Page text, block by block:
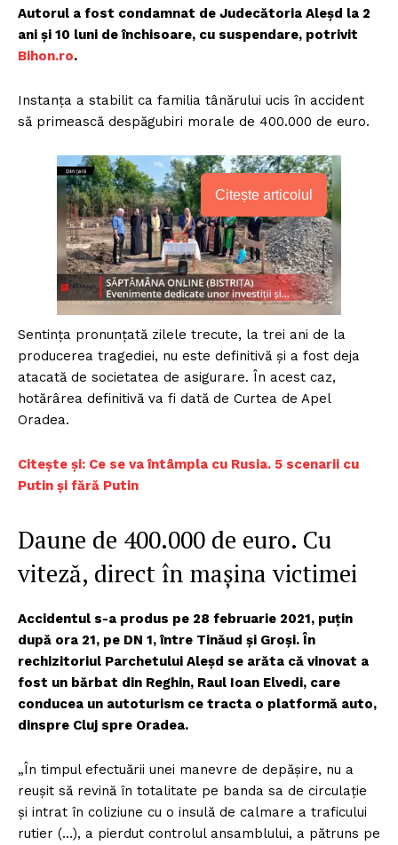
Autorul a fost condamnat de Judecătoria Aleșd la 2
ani și 10 luni de închisoare, cu suspendare, potrivit
Bihon.ro.
Instanța a stabilit ca familia tânărului ucis în accident
să primească despăgubiri morale de 400.000 de euro.
Citește articolul
Sentința pronunțată zilele trecute, la trei ani de la
producerea tragediei, nu este definitivă și a fost deja
atacată de societatea de asigurare. În acest caz,
hotărârea definitivă va fi dată de Curtea de Apel
Oradea.
Citește și: Ce se va întâmpla cu Rusia. 5 scenarii cu
Putin și fără Putin
Daune de 400.000 de euro. Cu
viteză, direct în mașina victimei
Accidentul s-a produs pe 28 februarie 2021, puțin
după ora 21, pe DN 1, între Tinăud și Groși. În
rechizitoriul Parchetului Aleșd se arăta că vinovat a
fost un bărbat din Reghin, Raul Ioan Elvedi, care
conducea un autoturism ce tracta o platformă auto,
dinspre Cluj spre Oradea.
„În timpul efectuării unei manevre de depășire, nu a
reușit să revină în totalitate pe banda sa de circulație
și intrat în coliziune cu o insulă de calmare a traficului
rutier (…), a pierdut controlul ansamblului, a pătruns pe